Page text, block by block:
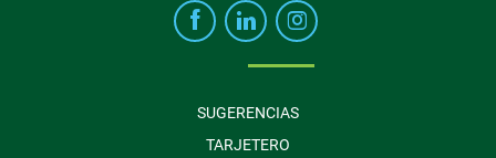
SUGERENCIAS
TARJETERO